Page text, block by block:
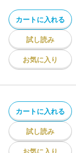
カートに入れる
試し読み
お気に入り
カートに入れる
試し読み